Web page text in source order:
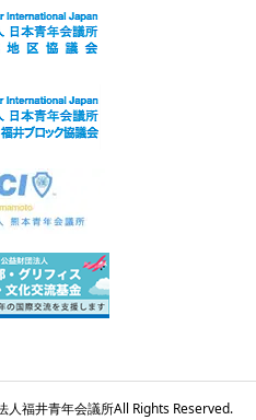
福井青年会議所All Rights Reserved.